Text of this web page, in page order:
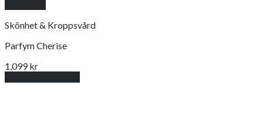
Skönhet & Kroppsvård
Parfym Cherise
1,099kr